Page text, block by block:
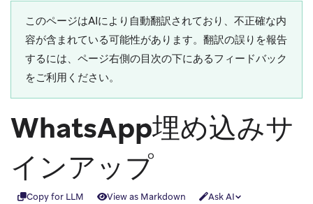
このページはAIにより自動翻訳されており、不正確な内
容が含まれている可能性があります。翻訳の誤りを報告
するには、ページ右側の目次の下にあるフィードバック
をご利用ください。
WhatsApp埋め込みサ
インアップ
Copy for LLM View as Markdown Ask AI